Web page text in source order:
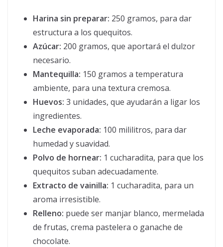
Harina sin preparar: 250 gramos, para dar
estructura a los quequitos.
Azúcar: 200 gramos, que aportará el dulzor
necesario.
Mantequilla: 150 gramos a temperatura
ambiente, para una textura cremosa.
Huevos: 3 unidades, que ayudarán a ligar los
ingredientes.
Leche evaporada: 100 mililitros, para dar
humedad y suavidad.
Polvo de hornear: 1 cucharadita, para que los
quequitos suban adecuadamente.
Extracto de vainilla: 1 cucharadita, para un
aroma irresistible.
Relleno: puede ser manjar blanco, mermelada
de frutas, crema pastelera o ganache de
chocolate.